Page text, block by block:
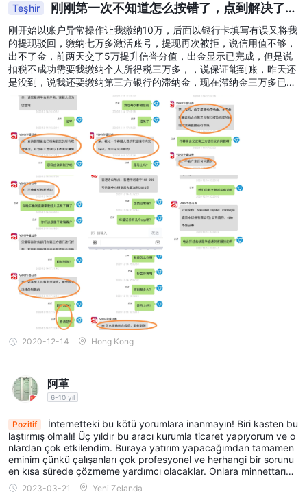
koruma stratejileri için uzman tavsiyeler ve özelleştirilmiş
çözümler sunmaktadır. Amaçları, müşterilerin uzun vadeli olarak
varlıklarını büyütmelerine ve korumalarına yardımcı olmaktır.
Hesaplar
Valuable Capital hesaplar sunar. Çeşitli hesapları,
yok ve minimum 15HKD ücret
gibi özelliklere sahiptir, bu da
kullanıcılarına maliyet etkin ve pratik yatırım seçenekleri sunmayı
amaçlar.
Bu hesapların özel ayrıntıları hakkında daha fazla bilgi edinmek
ve bir hesap açmak için, tüccarlar sağlanan bağlantıya
tıklayarak Valuable Capital web sitesini doğrudan ziyaret
edebilirler:https://www.vbkr.com/hd/hesap-ac
sitesini ziyaret ederek, tüccarlar mevcut hesap seçeneklerini
keşfedebilecek, özellikleri ve avantajları anlayabilecek ve
Valuable Capital ile nasıl hesap açacaklarını öğrenebilecekler.
İşlem Platformları
Valuable Capital tarafından sağlanan
platformu, Hong Kong ve Amerika Birleşik Devletleri'nde A
hisseleri ticaretiyle ilgilenen yatırımcılar için tasarlanmış kapsamlı
tek noktadan çözüm sunmayı hedefleyerek, yatırım ihtiyaçlarını
desteklemek için çeşitli özellikler ve araçlar sunmaktadır.
Huashengtong işlem platformunun önemli avantajlarından biri,
farklı yatırım seçeneklerinin tam kapsamını sağlamasıdır.
Müşteriler, Hong Kong veya Amerika Birleşik Devletleri'nde A
hisselerine yatırım yapmayı tercih etseler bile, platform onlara
her iki piyasaya da erişim ve ticaret imkanı sunar. Bu kapsama
Teşhir
刚刚第一次不知道怎么按错了，点到解决了，
但是资金并没有到账，请你通过
刚开始以账户异常操作让我缴纳10万，后面以银行卡填写有误又将我
的提现驳回，缴纳七万多激活账号，提现再次被拒，说信用值不够，
出不了金，前两天交了5万提升信誉分值，出金显示已完成，但是说
扣税不成功需要我缴纳个人所得税三万多，，说保证能到账，昨天还
是没到，说我还要缴纳第三方银行的滞纳金，现在滞纳金三万多已
交，说银行打款12小时到账，但是到现在还是没有到账，肯定是又要
喊交钱，黑平台 ，必须曝光，
2020-12-14 Hong Kong
阿革
6-10 yıl
Pozitif
İnternetteki bu kötü yorumlara inanmayın! Biri kasten bu
laştırmış olmalı! Üç yıldır bu aracı kurumla ticaret yapıyorum ve o
nlardan çok etkilendim. Buraya yatırım yapacağımdan tamamen
eminim çünkü çalışanları çok profesyonel ve herhangi bir sorunu
en kısa sürede çözmeme yardımcı olacaklar. Onlara minnettarım
ve umarım hepimiz daha iyiye gidebiliriz.
2023-03-21 Yeni Zelanda